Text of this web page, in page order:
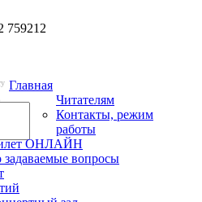
759212
Главная
Читателям
Контакты, режим
работы
ОНЛАЙН
задаваемые вопросы